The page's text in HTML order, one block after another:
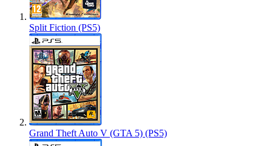
Split Fiction (PS5)
Grand Theft Auto V (GTA 5) (PS5)